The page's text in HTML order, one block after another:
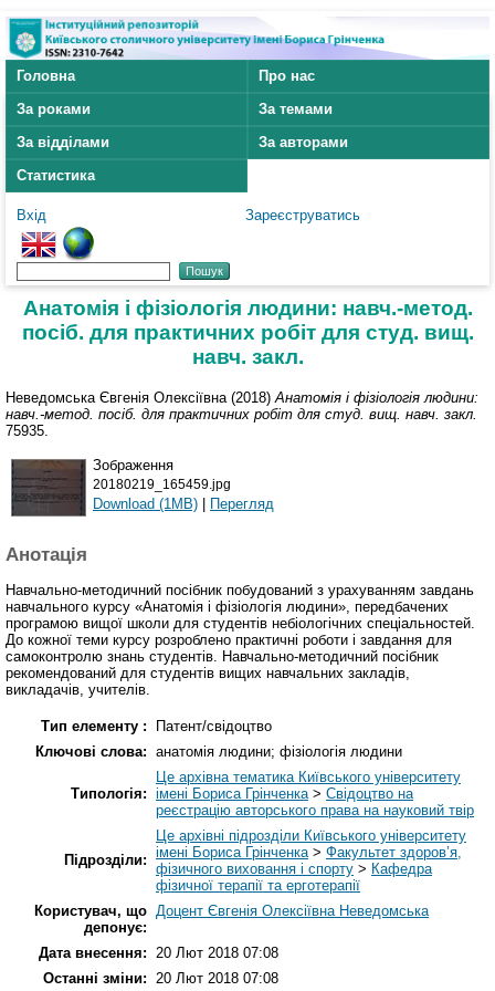
Головна
Про нас
За роками
За темами
За відділами
За авторами
Статистика
Вхід Зареєструватись
Анатомія і фізіологія людини: навч.-метод.
посіб. для практичних робіт для студ. вищ.
навч. закл.
Неведомська Євгенія Олексіївна (2018) Анатомія і фізіологія людини:
навч.-метод. посіб. для практичних робіт для студ. вищ. навч. закл.
75935.
Зображення
20180219_165459.jpg
Download (1MB) | Перегляд
Анотація
Навчально-методичний посібник побудований з урахуванням завдань
навчального курсу «Анатомія і фізіологія людини», передбачених
програмою вищої школи для студентів небіологічних спеціальностей.
До кожної теми курсу розроблено практичні роботи і завдання для
самоконтролю знань студентів. Навчально-методичний посібник
рекомендований для студентів вищих навчальних закладів,
викладачів, учителів.
Тип елементу :
Патент/свідоцтво
Ключові слова: анатомія людини; фізіологія людини
Типологія:
Це архівна тематика Київського університету
імені Бориса Грінченка> Свідоцтво на
реєстрацію авторського права на науковий твір
Підрозділи:
Це архівні підрозділи Київського університету
імені Бориса Грінченка> Факультет здоров’я,
фізичного виховання і спорту > Кафедра
фізичної терапії та ерготерапії
Користувач, що
депонує:
Доцент Євгенія Олексіївна Неведомська
Дата внесення: 20 Лют 2018 07:08
Останні зміни: 20 Лют 2018 07:08